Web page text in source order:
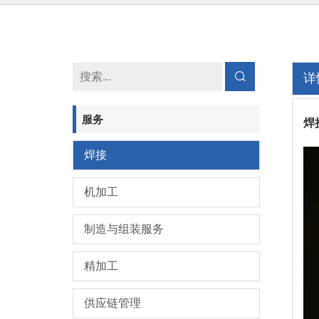
服务
焊接
机加工
制造与组装服务
精加工
供应链管理
详
焊